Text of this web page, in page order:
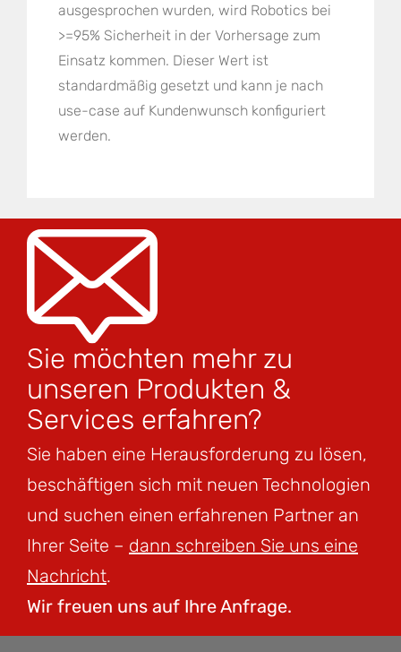
ausgesprochen wurden, wird Robotics bei
>=95% Sicherheit in der Vorhersage zum
Einsatz kommen. Dieser Wert ist
standardmäßig gesetzt und kann je nach
use-case auf Kundenwunsch konfiguriert
werden.
Sie möchten mehr zu
unseren Produkten &
Services erfahren?
Sie haben eine Herausforderung zu lösen,
beschäftigen sich mit neuen Technologien
und suchen einen erfahrenen Partner an
Ihrer Seite – dann schreiben Sie uns eine
Nachricht.
Wir freuen uns auf Ihre Anfrage.